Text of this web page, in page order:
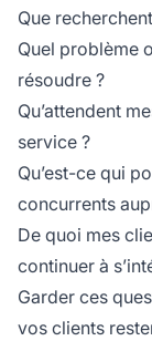
Que
Quel problème
résoudre ?
Qu’attendent
service ?
Qu’est-ce qui
concurrents
De quoi mes
continuer à
Garder ces
vos clients